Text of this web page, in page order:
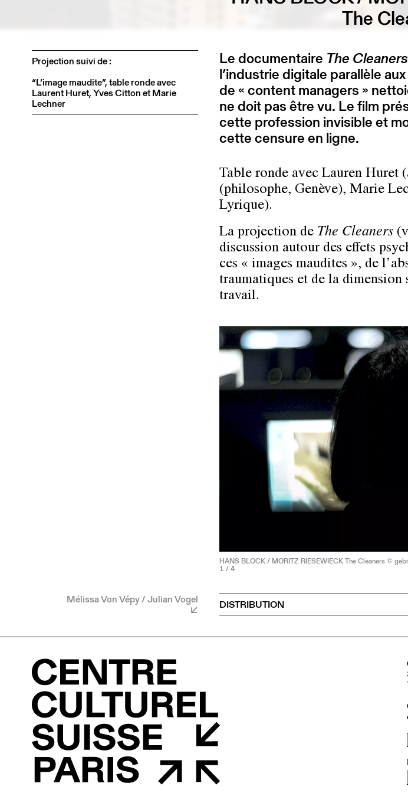
The
Projection suivi de :
“L’image maudite”, table ronde avec
Laurent Huret, Yves Citton et Marie
Lechner
Mélissa Von Vépy / Julian Vogel
Le documentaire The Cleaners
l’industrie digitale parallèle
de « content managers »
ne doit pas être vu. Le film
cette profession invisible et
cette censure en ligne.
Table ronde avec Lauren Huret
(philosophe, Genève), Marie
Lyrique).
La projection de The Cleaners
discussion autour des effets
ces « images maudites », de
traumatiques et de la
travail.
HANS BLOCK / MORITZ RIESEWIECK The Cleaners ©
1 / 4
DISTRIBUTION